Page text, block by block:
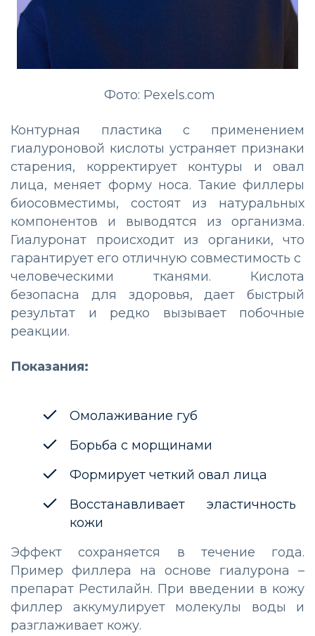
Фото: Pexels.com
Контурная пластика с применением
гиалуроновой кислоты устраняет признаки
старения, корректирует контуры и овал
лица, меняет форму носа. Такие филлеры
биосовместимы, состоят из натуральных
компонентов и выводятся из организма.
Гиалуронат происходит из органики, что
гарантирует его отличную совместимость с
человеческими тканями. Кислота
безопасна для здоровья, дает быстрый
результат и редко вызывает побочные
реакции.
Показания:
Омолаживание губ
Борьба с морщинами
Формирует четкий овал лица
Восстанавливает эластичность
кожи
Эффект сохраняется в течение года.
Пример филлера на основе гиалурона –
препарат Рестилайн. При введении в кожу
филлер аккумулирует молекулы воды и
разглаживает кожу.